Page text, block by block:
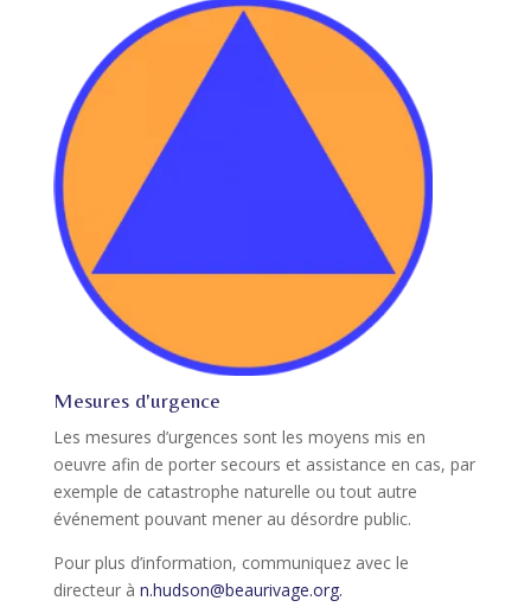
Mesures d'urgence
Les mesures d’urgences sont les moyens mis en
oeuvre afin de porter secours et assistance en cas, par
exemple de catastrophe naturelle ou tout autre
événement pouvant mener au désordre public.
Pour plus d’information, communiquez avec le
directeur à n.hudson@beaurivage.org.